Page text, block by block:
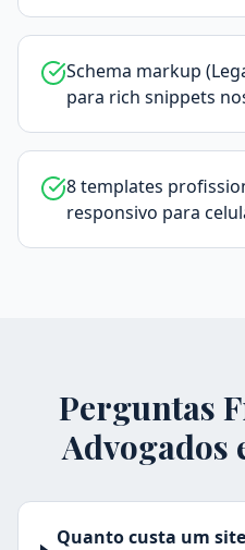
Schema markup
para rich snippets
8 templates
responsivo para
Perguntas
Advogados
Quanto custa um